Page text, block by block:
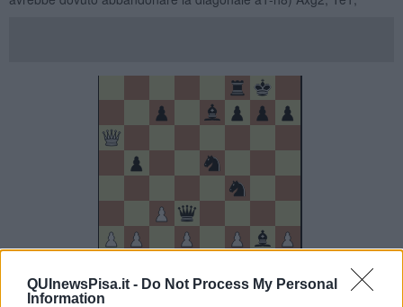
QUInewsPisa.it - Do Not Process My Personal
Information